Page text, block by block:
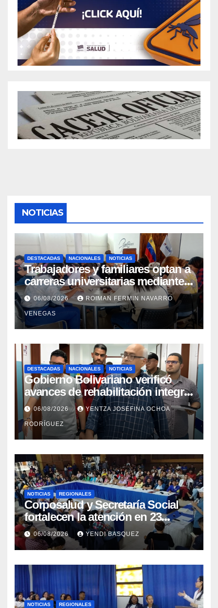
NOTICIAS
DESTACADAS NACIONALES NOTICIAS
Trabajadores y familiares optan a
carreras universitarias mediante
convenio entre MinSalud y la
UCV
06/08/2026 ROIMAN FERMIN NAVARRO
VENEGAS
DESTACADAS NACIONALES NOTICIAS
Gobierno Bolivariano verificó
avances de rehabilitación integral
en el Hospital Dr. José María
Vargas
06/08/2026 YENTZA JOSEFINA OCHOA
RODRÍGUEZ
NOTICIAS REGIONALES
Corposalud y Secretaría Social
fortalecen la atención en 23
municipios
06/08/2026 YENDI BASQUEZ
NOTICIAS REGIONALES